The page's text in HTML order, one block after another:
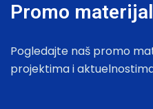
Promo materijal
Pogledajte naš promo
projektima i